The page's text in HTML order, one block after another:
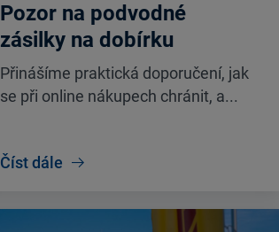
Pozor na podvodné
zásilky na dobírku
Přinášíme praktická doporučení, jak
se při online nákupech chránit, a...
Číst dále